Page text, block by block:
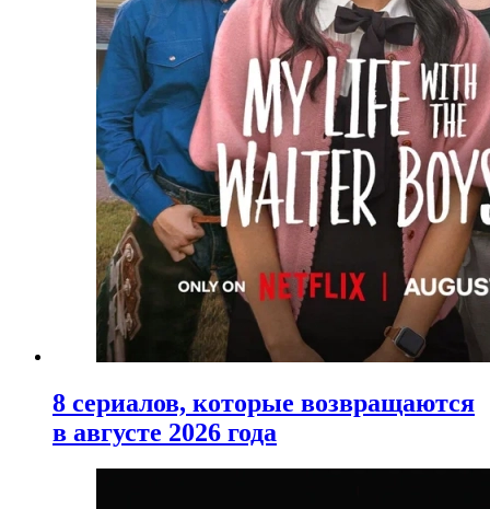
8 сериалов, которые возвращаются
в августе 2026 года